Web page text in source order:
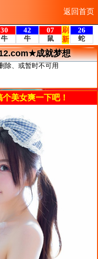
返回首页
成就梦想
除、或暂时不可用
美女爽一下吧！